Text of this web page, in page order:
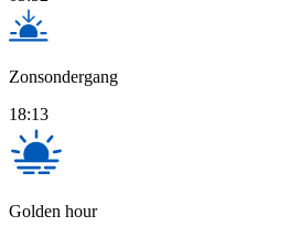
Zonsondergang
18:13
Golden hour